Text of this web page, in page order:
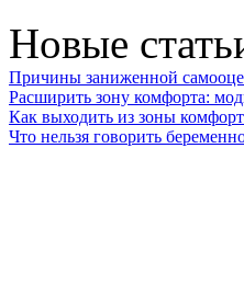
Новые
Причины заниженной
Расширить зону комфорта:
Как выходить из зоны
Что нельзя говорить